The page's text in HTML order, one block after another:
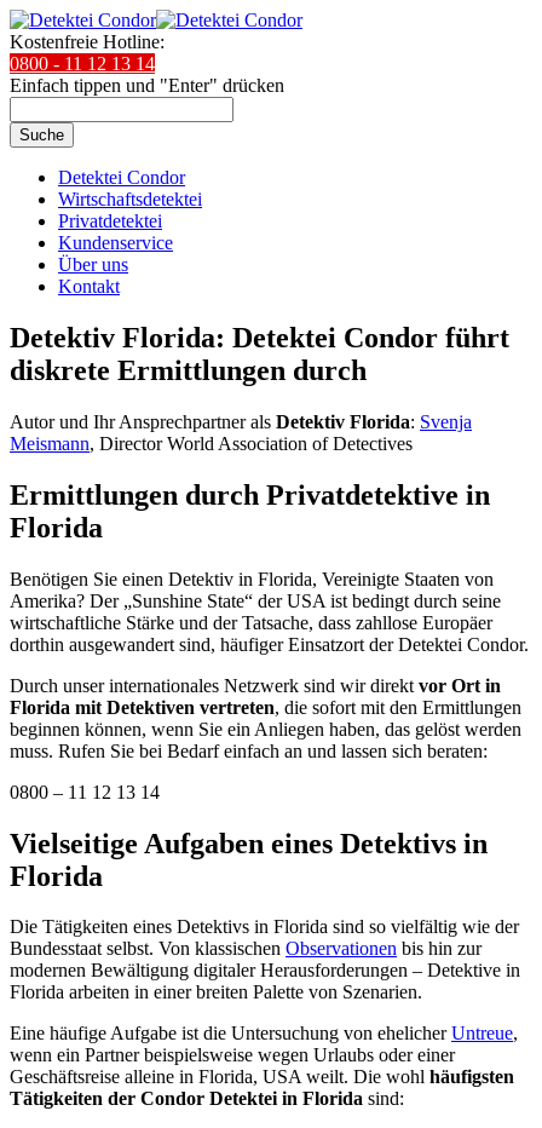
Kostenfreie Hotline:
0800 - 11 12 13 14
Einfach tippen und "Enter" drücken
Suche
Detektei Condor
Wirtschaftsdetektei
Privatdetektei
Kundenservice
Über uns
Kontakt
Detektiv Florida: Detektei Condor führt
diskrete Ermittlungen durch
Autor und Ihr Ansprechpartner als Detektiv Florida: Svenja
Meismann, Director World Association of Detectives
Ermittlungen durch Privatdetektive in
Florida
Benötigen Sie einen Detektiv in Florida, Vereinigte Staaten von
Amerika? Der „Sunshine State“ der USA ist bedingt durch seine
wirtschaftliche Stärke und der Tatsache, dass zahllose Europäer
dorthin ausgewandert sind, häufiger Einsatzort der Detektei Condor.
Durch unser internationales Netzwerk sind wir direkt vor Ort in
Florida mit Detektiven vertreten, die sofort mit den Ermittlungen
beginnen können, wenn Sie ein Anliegen haben, das gelöst werden
muss. Rufen Sie bei Bedarf einfach an und lassen sich beraten:
0800 – 11 12 13 14
Vielseitige Aufgaben eines Detektivs in
Florida
Die Tätigkeiten eines Detektivs in Florida sind so vielfältig wie der
Bundesstaat selbst. Von klassischen Observationen bis hin zur
modernen Bewältigung digitaler Herausforderungen – Detektive in
Florida arbeiten in einer breiten Palette von Szenarien.
Eine häufige Aufgabe ist die Untersuchung von ehelicherUntreue,
wenn ein Partner beispielsweise wegen Urlaubs oder einer
Geschäftsreise alleine in Florida, USA weilt. Die wohl häufigsten
Tätigkeiten der Condor Detektei in Florida sind: